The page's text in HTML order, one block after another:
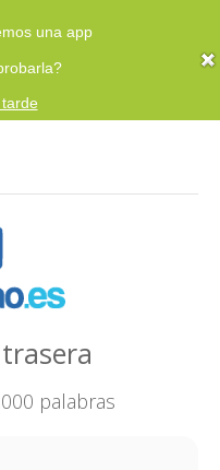
una app
palabras